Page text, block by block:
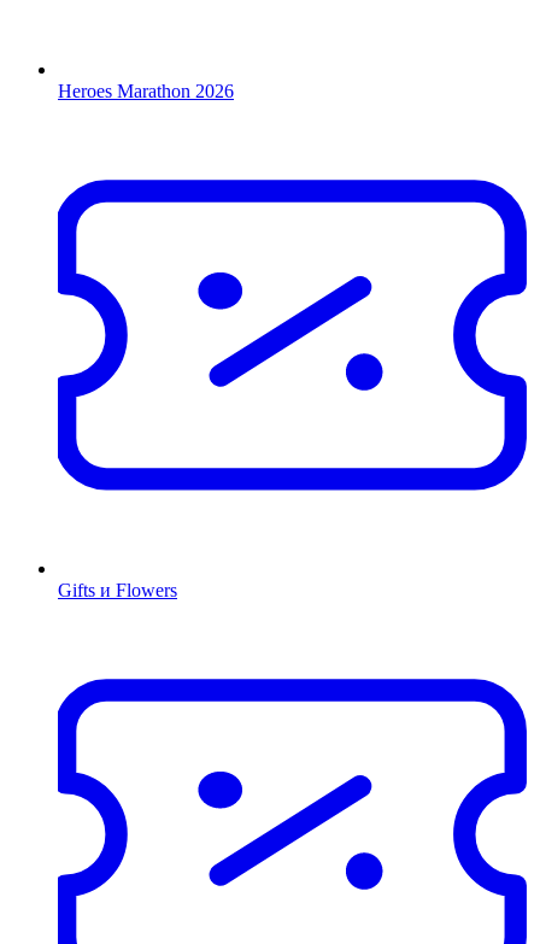
Heroes Marathon 2026
Gifts и Flowers